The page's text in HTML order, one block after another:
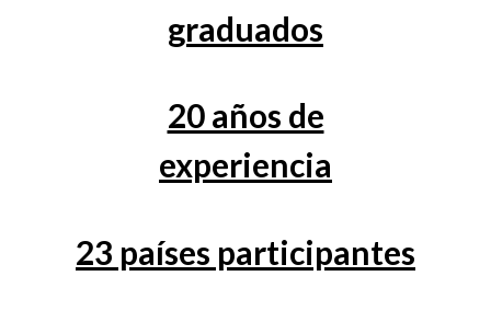
graduados
20 años de
experiencia
23 países participantes